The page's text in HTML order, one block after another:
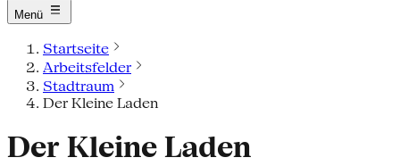
Menü
Startseite
Arbeitsfelder
Stadtraum
Der Kleine Laden
Der Kleine Laden